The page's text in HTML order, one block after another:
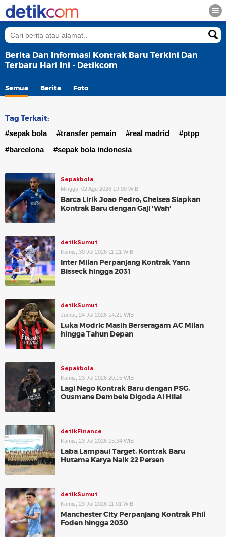
Berita Dan Informasi Kontrak Baru Terkini Dan
Terbaru Hari Ini - Detikcom
Semua Berita Foto
Tag Terkait:
#sepak bola #transfer pemain #real madrid
#ptpp
#barcelona
#sepak bola indonesia
Sepakbola
Minggu, 02 Agu 2026 19:00 WIB
Barca Lirik Joao Pedro, Chelsea Siapkan
Kontrak Baru dengan Gaji 'Wah'
detikSumut
Kamis, 30 Jul 2026 11:21 WIB
Inter Milan Perpanjang Kontrak Yann
Bisseck hingga 2031
detikSumut
Jumat, 24 Jul 2026 14:21 WIB
Luka Modric Masih Berseragam AC Milan
hingga Tahun Depan
Sepakbola
Kamis, 23 Jul 2026 20:15 WIB
Lagi Nego Kontrak Baru dengan PSG,
Ousmane Dembele Digoda Al Hilal
detikFinance
Kamis, 23 Jul 2026 15:34 WIB
Laba Lampaui Target, Kontrak Baru
Hutama Karya Naik 22 Persen
detikSumut
Kamis, 23 Jul 2026 11:01 WIB
Manchester City Perpanjang Kontrak Phil
Foden hingga 2030